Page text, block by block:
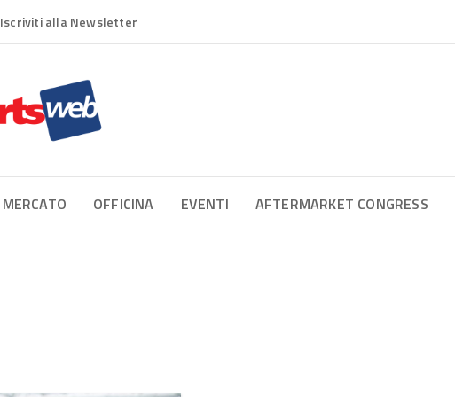
Iscriviti alla Newsletter
MERCATO OFFICINA EVENTI AFTERMARKET CONGRESS